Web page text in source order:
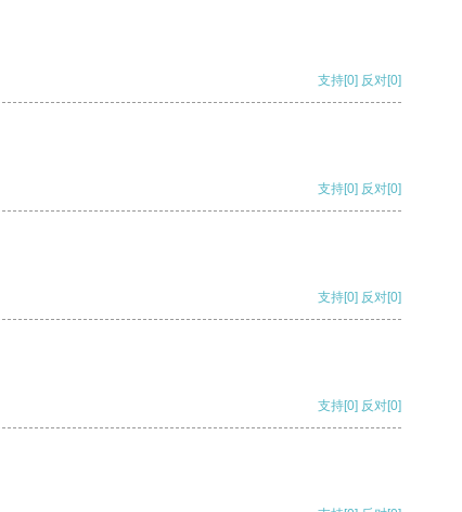
支持[0] 反对[0]
支持[0] 反对[0]
支持[0] 反对[0]
支持[0] 反对[0]